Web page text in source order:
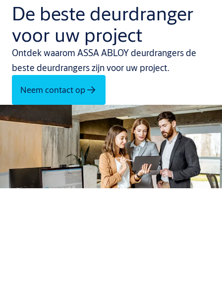
De beste deurdranger
voor uw project
Ontdek waarom ASSA ABLOY deurdrangers de
beste deurdrangers zijn voor uw project.
Neem contact op